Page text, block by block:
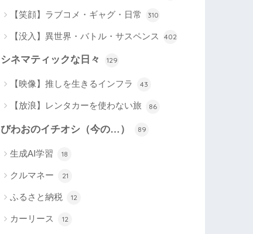
【笑顔】ラブコメ・ギャグ・日常 310
【没入】異世界・バトル・サスペンス 402
シネマティックな日々 129
【映像】推しを生きるインフラ 43
【放浪】レンタカーを使わない旅 86
びわおのイチオシ（今の…） 89
生成AI学習 18
クルマネー 21
ふるさと納税 12
カーリース 12